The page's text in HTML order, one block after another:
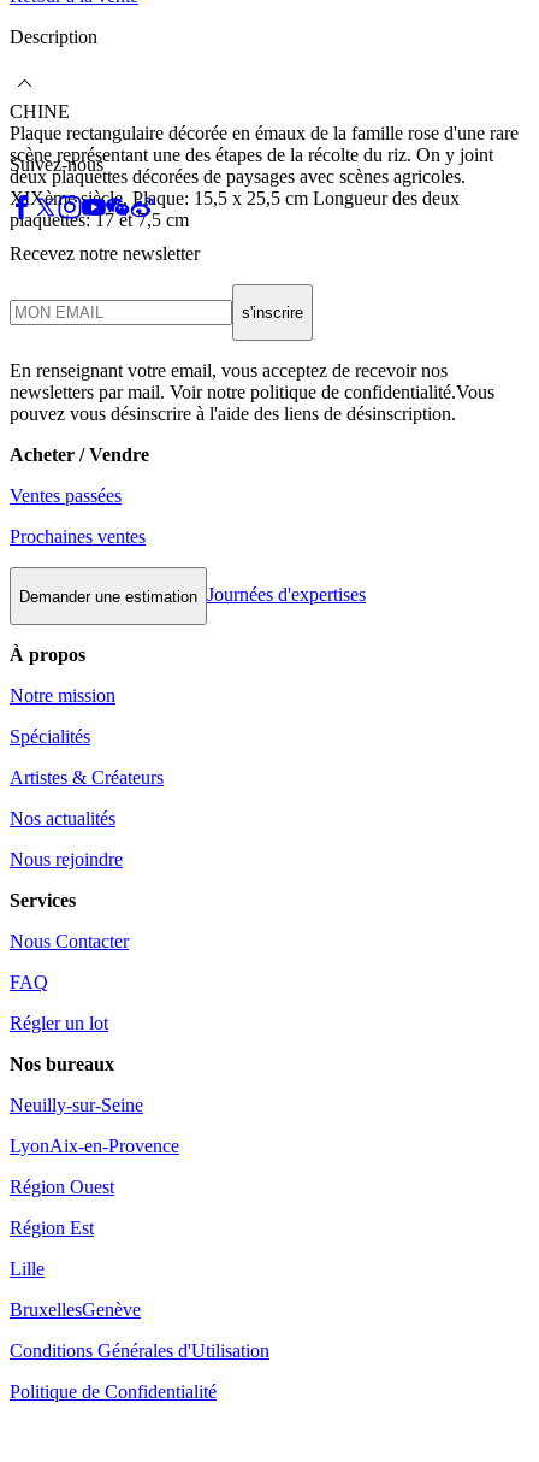
Description
CHINE
Plaque rectangulaire décorée en émaux de la famille rose d'une rare
scène représentant une des étapes de la récolte du riz. On y joint
deux plaquettes décorées de paysages avec scènes agricoles.
XIXème siècle. Plaque: 15,5 x 25,5 cm Longueur des deux
plaquettes: 17 et 7,5 cm
Suivez-nous
Recevez notre newsletter
s'inscrire
En renseignant votre email, vous acceptez de recevoir nos
newsletters par mail. Voir notre politique de confidentialité.Vous
pouvez vous désinscrire à l'aide des liens de désinscription.
Acheter / Vendre
Ventes passées
Prochaines ventes
Demander une estimation Journées d'expertises
À propos
Notre mission
Spécialités
Artistes & Créateurs
Nos actualités
Nous rejoindre
Services
Nous Contacter
FAQ
Régler un lot
Nos bureaux
Neuilly-sur-Seine
LyonAix-en-Provence
Région Ouest
Région Est
Lille
BruxellesGenève
Conditions Générales d'Utilisation
Politique de Confidentialité